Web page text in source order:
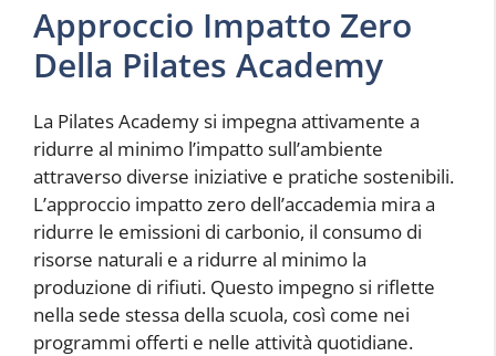
Approccio Impatto Zero
Della Pilates Academy
La Pilates Academy si impegna attivamente a
ridurre al minimo l’impatto sull’ambiente
attraverso diverse iniziative e pratiche sostenibili.
L’approccio impatto zero dell’accademia mira a
ridurre le emissioni di carbonio, il consumo di
risorse naturali e a ridurre al minimo la
produzione di rifiuti. Questo impegno si riflette
nella sede stessa della scuola, così come nei
programmi offerti e nelle attività quotidiane.